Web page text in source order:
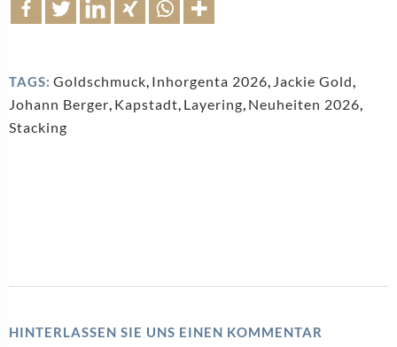
TAGS: Goldschmuck, Inhorgenta 2026, Jackie Gold,
Johann Berger, Kapstadt, Layering, Neuheiten 2026,
Stacking
HINTERLASSEN SIE UNS EINEN KOMMENTAR